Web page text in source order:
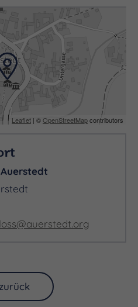
Leaflet | ©OpenStreetMapcontributors
zurück